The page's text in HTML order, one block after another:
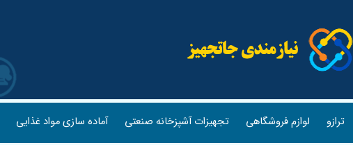
ترازو لوازم فروشگاهی تجهیزات آشپزخانه صنعتی آماده سازی مواد غذایی